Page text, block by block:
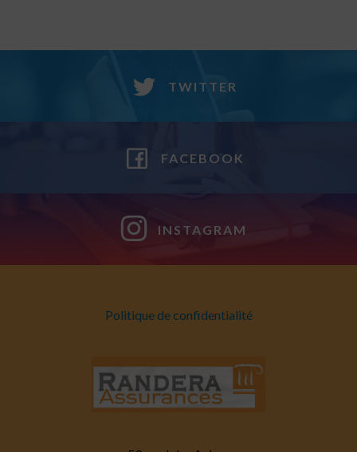
TWITTER
FACEBOOK
INSTAGRAM
Politique de confidentialité